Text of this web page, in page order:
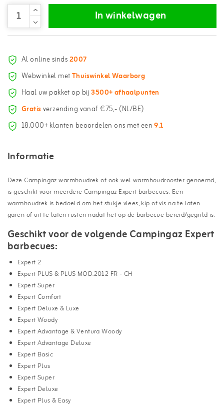
In winkelwagen
Al online sinds2007
Webwinkel metThuiswinkel Waarborg
Haal uw pakket op bij3500+ afhaalpunten
Gratisverzending vanaf €75,- (NL/BE)
18.000+ klanten beoordelen ons met een9.1
Informatie
Deze Campingaz warmhoudrek of ook wel warmhoudrooster genoemd,
is geschikt voor meerdere Campingaz Expert barbecues. Een
warmhoudrek is bedoeld om het stukje vlees, kip of vis na te laten
garen of uit te laten rusten nadat het op de barbecue bereid/gegrild is.
Geschikt voor de volgende Campingaz Expert
barbecues:
Expert 2
Expert PLUS & PLUS MOD.2012 FR - CH
Expert Super
Expert Comfort
Expert Deluxe & Luxe
ExpertWoody
Expert Advantage& Ventura Woody
Expert Advantage Deluxe
Expert Basic
Expert Plus
Expert Super
Expert Deluxe
Expert Plus & Easy